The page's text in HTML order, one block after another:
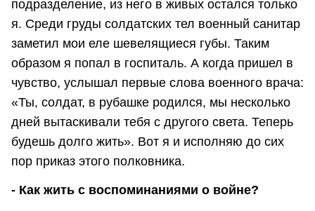
подразделение, из него в живых остался только
я. Среди груды солдатских тел военный санитар
заметил мои еле шевелящиеся губы. Таким
образом я попал в госпиталь. А когда пришел в
чувство, услышал первые слова военного врача:
«Ты, солдат, в рубашке родился, мы несколько
дней вытаскивали тебя с другого света. Теперь
будешь долго жить». Вот я и исполняю до сих
пор приказ этого полковника.
- Как жить с воспоминаниями о войне?